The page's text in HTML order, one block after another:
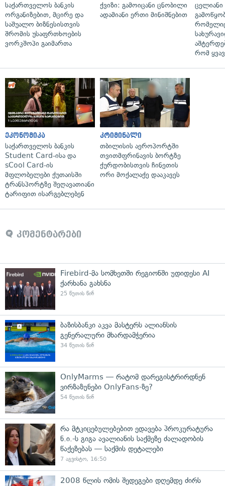
საქართველოს ბანკის
ორგანიზებით, მცირე და
საშუალო ბიზნესისთვის
შრომის უსაფრთხოების
ვორკშოპი გაიმართა
ქვიზი: გამოიცანი ცნობილი
ადამიანი ერთი მინიშნებით
რომელიც
რომ
ეკონომიკა
საქართველოს ბანკის
Student Card-ისა და
sCool Card-ის
მფლობელები ქუთაისში
ტრანსპორტზე შეღავათიანი
ტარიფით ისარგებლებენ
კრიმინალი
თბილისის აეროპორტში
თვითმფრინავის ბორტზე
ქურდობისთვის ჩინეთის
ორი მოქალაქე დააკავეს
კომენტარები
Firebird-მა სომხეთში რეგიონში უდიდესი AI
ქარხანა გახსნა
25 წუთის წინ
ბაზისბანკი აკვა მასტერს ალიანსის
გენერალური მხარდამჭერია
34 წუთის წინ
OnlyMarms — რატომ დარეგისტრირდნენ
ვირზაზუნები OnlyFans-ზე?
54 წუთის წინ
რა მტკიცებულებებით ედავება პროკურატურა
ნ.ი.-ს გიგა ავალიანის საქმეზე ძალადობის
წაქეზებას — საქმის დეტალები
7 აგვისტო, 16:50
2008 წლის ომის შედეგები დღემდე ძირს